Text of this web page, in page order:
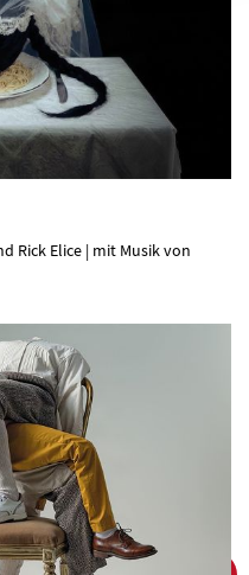
Rick Elice | mit Musik von